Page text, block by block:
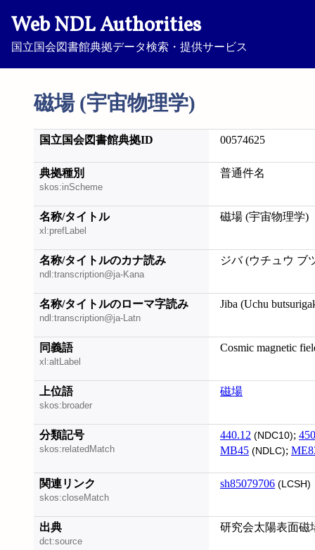
Web NDL Authorities
国立国会図書館典拠データ検索・提供サービス
磁場 (宇宙物理学)
国立国会図書館典拠ID 00574625
典拠種別
skos:inScheme
普通件名
名称/タイトル
xl:prefLabel
磁場 (宇宙物理学)
名称/タイトルのカナ読み
ndl:transcription@ja-Kana
ジバ (ウチュウ ブ
名称/タイトルのローマ字読み
ndl:transcription@ja-Latn
Jiba (Uchu
同義語
xl:altLabel
Cosmic magnetic
上位語
skos:broader
磁場
分類記号
skos:relatedMatch
440.12 (NDC10);
MB45 (NDLC);
関連リンク
skos:closeMatch
sh85079706 (LCSH)
出典
dct:source
研究会太陽表面磁